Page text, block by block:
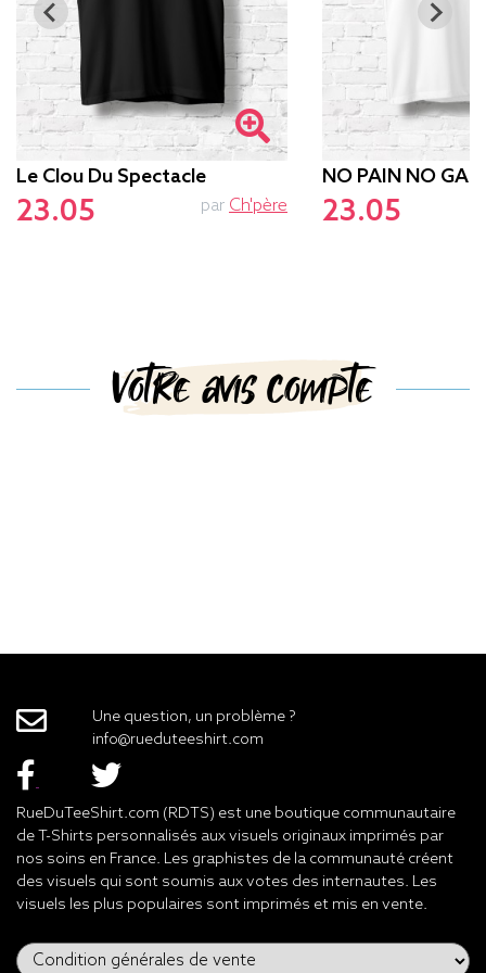
Le Clou Du Spectacle
23.05 par Ch'père
NO PAIN NO
23.05
Votre avis compte
Une question, un problème ?
info@rueduteeshirt.com
RueDuTeeShirt.com (RDTS) est une boutique communautaire
de T-Shirts personnalisés aux visuels originaux imprimés par
nos soins en France. Les graphistes de la communauté créent
des visuels qui sont soumis aux votes des internautes. Les
visuels les plus populaires sont imprimés et mis en vente.